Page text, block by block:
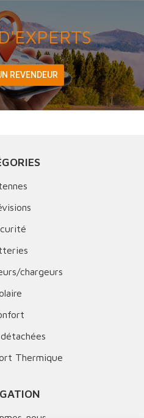
REVENDEUR
chargeurs
Thermique